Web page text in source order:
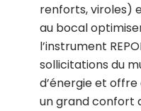
renforts, viroles)
au bocal
l’instrument
sollicitations du
d’énergie et
un grand confort